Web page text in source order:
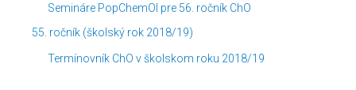
Semináre PopChemOl pre 56. ročník ChO
55. ročník (školský rok 2018/19)
Termínovník ChO v školskom roku 2018/19